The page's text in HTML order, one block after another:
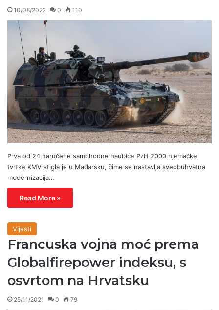
10/08/2022 0 110
Prva od 24 naručene samohodne haubice PzH 2000 njemačke
tvrtke KMV stigla je u Mađarsku, čime se nastavlja sveobuhvatna
modernizacija…
Read More »
Vijesti
Francuska vojna moć prema
Globalfirepower indeksu, s
osvrtom na Hrvatsku
25/11/2021 0 79